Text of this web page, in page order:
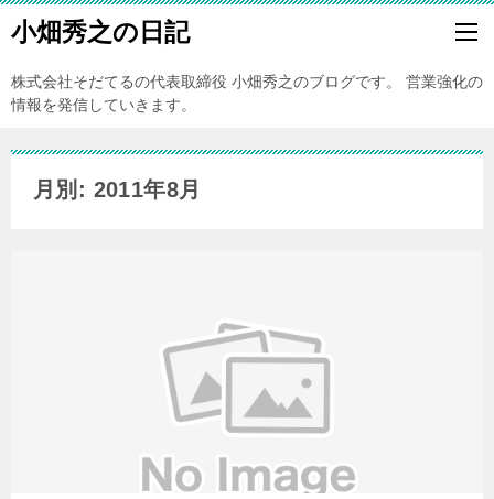
小畑秀之の日記
株式会社そだてるの代表取締役 小畑秀之のブログです。 営業強化の
情報を発信していきます。
月別: 2011年8月